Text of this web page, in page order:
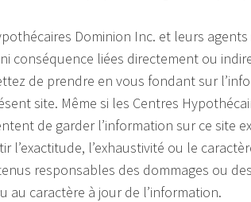
Dominion Inc. et leurs
conséquence liées directement ou
de prendre en vous fondant sur
site. Même si les Centres
de garder l’information sur ce site
l’exactitude, l’exhaustivité ou le
responsables des dommages ou
au caractère à jour de l’information.